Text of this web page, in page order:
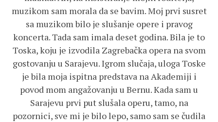
muzikom sam morala da se bavim. Moj prvi susret
sa muzikom bilo je slušanje opere i pravog
koncerta. Tada sam imala deset godina. Bila je to
Toska, koju je izvodila Zagrebačka opera na svom
gostovanju u Sarajevu. Igrom slučaja, uloga Toske
je bila moja ispitna predstava na Akademiji i
povod mom angažovanju u Bernu. Kada sam u
Sarajevu prvi put slušala operu, tamo, na
pozornici, sve mi je bilo lepo, samo sam se čudila